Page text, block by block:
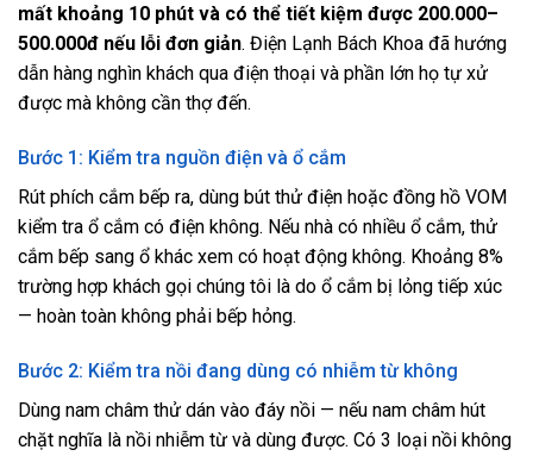
mất khoảng 10 phút và có thể tiết kiệm được 200.000–
500.000đ nếu lỗi đơn giản. Điện Lạnh Bách Khoa đã hướng
dẫn hàng nghìn khách qua điện thoại và phần lớn họ tự xử
được mà không cần thợ đến.
Bước 1: Kiểm tra nguồn điện và ổ cắm
Rút phích cắm bếp ra, dùng bút thử điện hoặc đồng hồ VOM
kiểm tra ổ cắm có điện không. Nếu nhà có nhiều ổ cắm, thử
cắm bếp sang ổ khác xem có hoạt động không. Khoảng 8%
trường hợp khách gọi chúng tôi là do ổ cắm bị lỏng tiếp xúc
— hoàn toàn không phải bếp hỏng.
Bước 2: Kiểm tra nồi đang dùng có nhiễm từ không
Dùng nam châm thử dán vào đáy nồi — nếu nam châm hút
chặt nghĩa là nồi nhiễm từ và dùng được. Có 3 loại nồi không